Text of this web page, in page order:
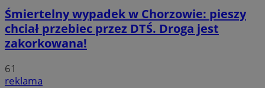
Śmiertelny wypadek w Chorzowie: pieszy
chciał przebiec przez DTŚ. Droga jest
zakorkowana!
61
reklama